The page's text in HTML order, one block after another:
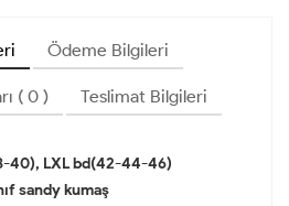
Ödeme Bilgileri
( 0 ) Teslimat Bilgileri
40), LXL bd(42-44-46)
sandy kumaş